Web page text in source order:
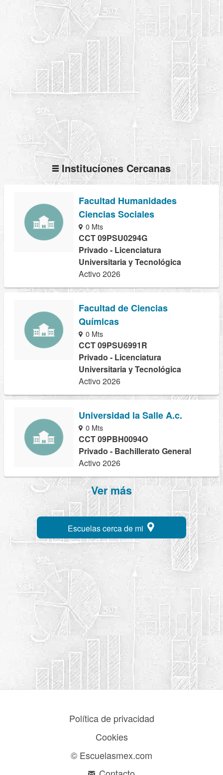
Instituciones Cercanas
Facultad Humanidades
Ciencias Sociales
0 Mts
CCT 09PSU0294G
Privado - Licenciatura
Universitaria y Tecnológica
Activo 2026
Facultad de Ciencias
Químicas
0 Mts
CCT 09PSU6991R
Privado - Licenciatura
Universitaria y Tecnológica
Activo 2026
Universidad la Salle A.c.
0 Mts
CCT 09PBH0094O
Privado - Bachillerato General
Activo 2026
Ver más
Escuelas cerca de mi
Política de privacidad
Cookies
© Escuelasmex.com